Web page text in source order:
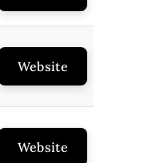
Website
Website